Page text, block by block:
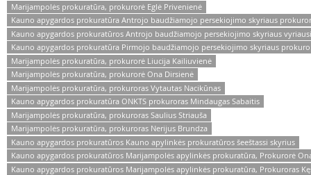
Marijampolės prokuratūra, prokurorė Eglė Privenienė
Kauno apygardos prokuratūra Antrojo baudžiamojo persekiojimo skyriaus
Kauno apygardos prokuratūros Antrojo baudžiamojo persekiojimo skyriaus
Kauno apygardos prokuratūra Pirmojo baudžiamojo persekiojimo skyriaus
Marijampolės prokuratūra, prokurorė Liucija Kailiuvienė
Marijampolės prokuratūra, prokurorė Ona Dirsienė
Marijampolės prokuratūra, prokuroras Vytautas Nacikūnas
Kauno apygardos prokuratūra ONKTS prokuroras Mindaugas Sabaitis
Marijampolės prokuratūra, prokuroras Saulius Striauša
Marijampolės prokuratūra, prokuroras Nerijus Brundza
Kauno apygardos prokuratūros Kauno apylinkės prokuratūros šeeštassi skyrius
Kauno apygardos prokuratūros Marijampolės apylinkės prokuratūra, Prokurorė
Kauno apygardos prokuratūros Marijampolės apylinkės prokuratūra, Prokuroras